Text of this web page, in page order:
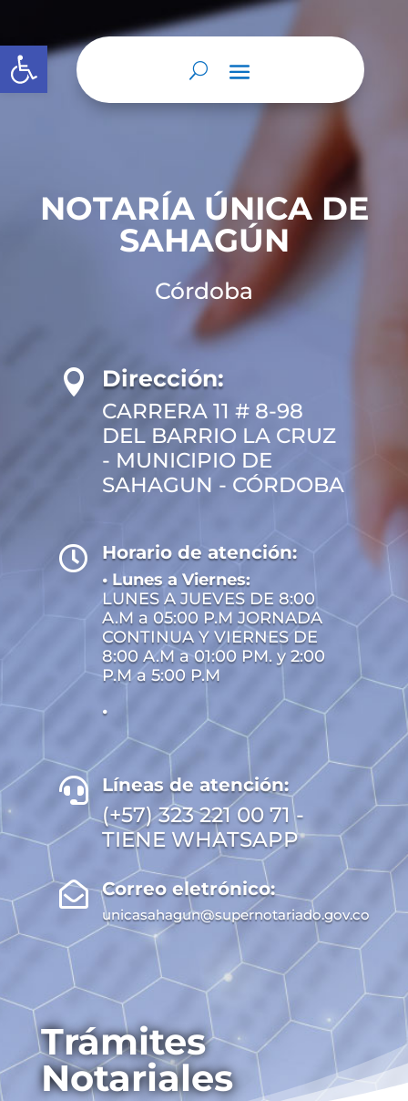
Abrir barra de herramientas
NOTARÍA ÚNICA DE
SAHAGÚN
Córdoba
 Dirección:
CARRERA 11 # 8-98
DEL BARRIO LA CRUZ
- MUNICIPIO DE
SAHAGUN - CÓRDOBA
 Horario de atención:
• Lunes a Viernes:
LUNES A JUEVES DE 8:00
A.M a 05:00 P.M JORNADA
CONTINUA Y VIERNES DE
8:00 A.M a 01:00 PM. y 2:00
P.M a 5:00 P.M
•
 Líneas de atención:
(+57) 323 221 00 71 -
TIENE WHATSAPP
 Correo eletrónico:
unicasahagun@supernotariado.gov.co
Trámites
Notariales